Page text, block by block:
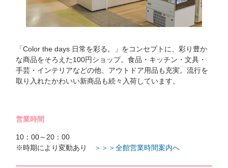
「Color the days 日常を彩る。」をコンセプトに、彩り豊か
な商品をそろえた100円ショップ。食品・キッチン・文具・
手芸・インテリアなどの他、アウトドア用品も充実。流行を
取り入れたかわいい新商品も続々入荷しています。
営業時間
10：00～20：00
※時期により変動あり
＞＞＞全館営業時間案内へ